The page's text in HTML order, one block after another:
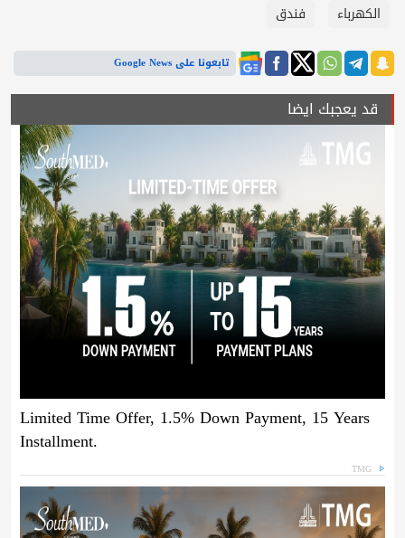
الكهرباء فندق
تابعونا على Google News
قد يعجبك ايضا
Limited Time Offer, 1.5% Down Payment, 15 Years
Installment.
TMG